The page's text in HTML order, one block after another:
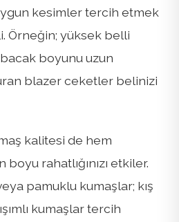
kesimler tercih etmek
Örneğin; yüksek belli
boyunu uzun
blazer ceketler belinizi
kalitesi de hem
rahatlığınızı etkiler.
pamuklu kumaşlar; kış
kumaşlar tercih